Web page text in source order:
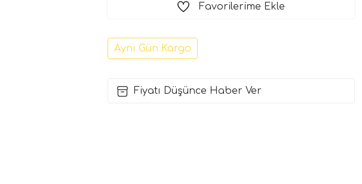
Favorilerime Ekle
Aynı Gün Kargo
Fiyatı Düşünce Haber Ver